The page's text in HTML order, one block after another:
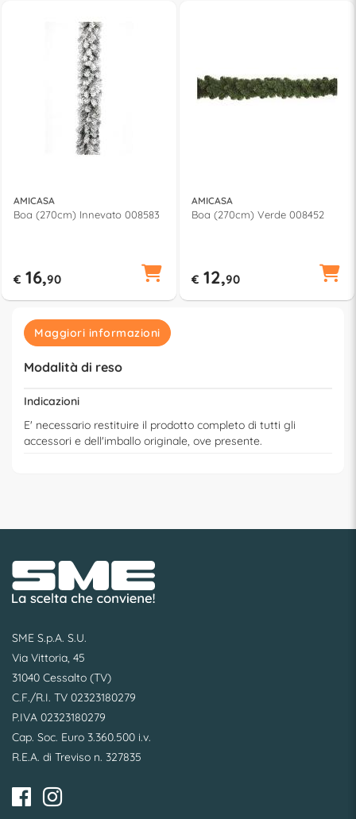
AMICASA
Boa (270cm) Innevato 008583
€ 16,90
AMICASA
Boa (270cm) Verde 008452
€ 12,90
Maggiori informazioni
Modalità di reso
Indicazioni
E' necessario restituire il prodotto completo di tutti gli
accessori e dell'imballo originale, ove presente.
SME S.p.A. S.U.
Via Vittoria, 45
31040 Cessalto (TV)
C.F./R.I. TV 02323180279
P.IVA 02323180279
Cap. Soc. Euro 3.360.500 i.v.
R.E.A. di Treviso n. 327835